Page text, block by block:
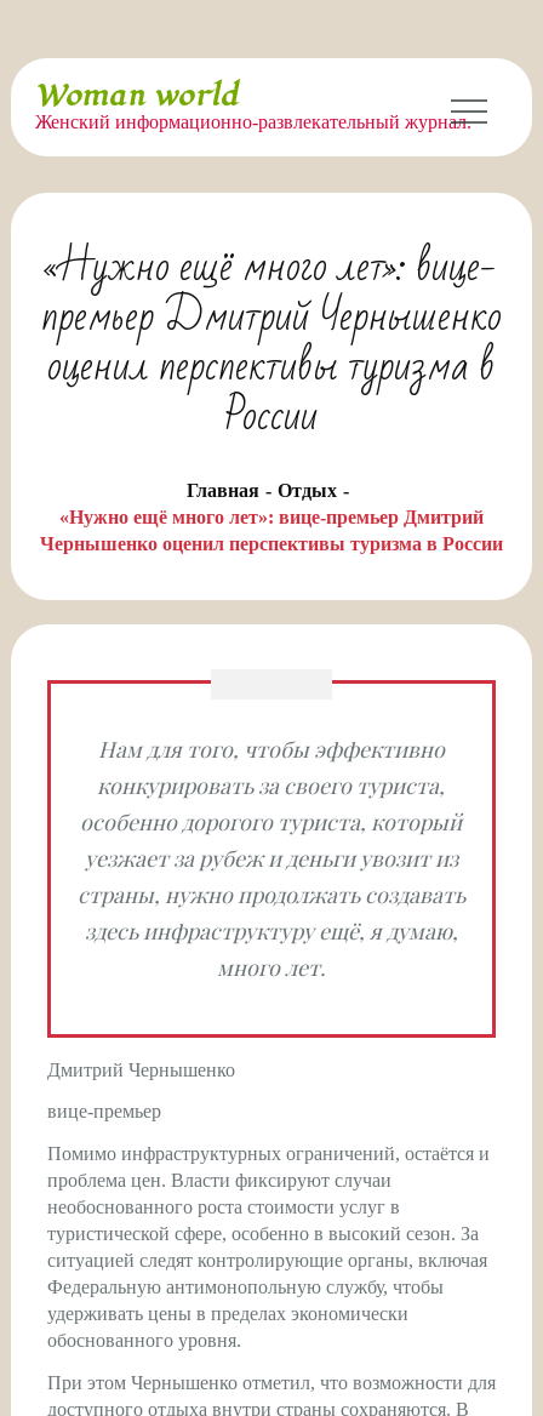
Перейти
содержимому
Woman world
Женский информационно-развлекательный журнал.
«Нужно ещё много лет»: вице-
премьер Дмитрий Чернышенко
оценил перспективы туризма в
России
Главная
Отдых
«Нужно ещё много лет»: вице-премьер Дмитрий
Чернышенко оценил перспективы туризма в России
Нам для того, чтобы эффективно
конкурировать за своего туриста,
особенно дорогого туриста, который
уезжает за рубеж и деньги увозит из
страны, нужно продолжать создавать
здесь инфраструктуру ещё, я думаю,
много лет.
Дмитрий Чернышенко
вице-премьер
Помимо инфраструктурных ограничений, остаётся и
проблема цен. Власти фиксируют случаи
необоснованного роста стоимости услуг в
туристической сфере, особенно в высокий сезон. За
ситуацией следят контролирующие органы, включая
Федеральную антимонопольную службу, чтобы
удерживать цены в пределах экономически
обоснованного уровня.
При этом Чернышенко отметил, что возможности для
доступного отдыха внутри страны сохраняются. В